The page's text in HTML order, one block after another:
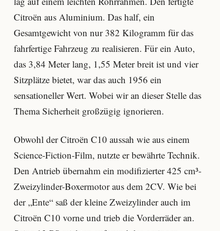
Citroën aus Aluminium. Das half, ein
Gesamtgewicht von nur 382 Kilogramm für das
fahrfertige Fahrzeug zu realisieren. Für ein Auto,
das 3,84 Meter lang, 1,55 Meter breit ist und vier
Sitzplätze bietet, war das auch 1956 ein
sensationeller Wert. Wobei wir an dieser Stelle das
Thema Sicherheit großzügig ignorieren.
Obwohl der Citroën C10 aussah wie aus einem
Science-Fiction-Film, nutzte er bewährte Technik.
Den Antrieb übernahm ein modifizierter 425 cm³-
Zweizylinder-Boxermotor aus dem 2CV. Wie bei
der „Ente“ saß der kleine Zweizylinder auch im
Citroën C10 vorne und trieb die Vorderräder an.